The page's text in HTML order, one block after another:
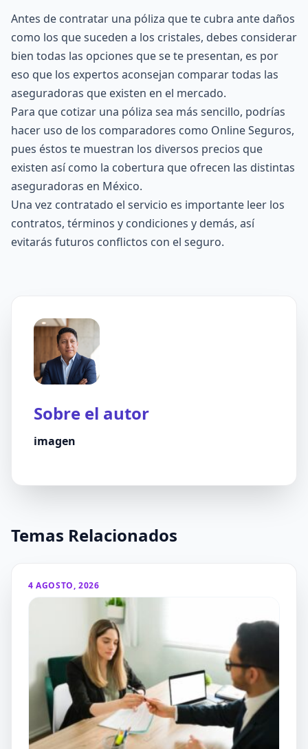
Antes de contratar una póliza que te cubra ante daños
como los que suceden a los cristales, debes considerar
bien todas las opciones que se te presentan, es por
eso que los expertos aconsejan comparar todas las
aseguradoras que existen en el mercado.
Para que cotizar una póliza sea más sencillo, podrías
hacer uso de los comparadores como Online Seguros,
pues éstos te muestran los diversos precios que
existen así como la cobertura que ofrecen las distintas
aseguradoras en México.
Una vez contratado el servicio es importante leer los
contratos, términos y condiciones y demás, así
evitarás futuros conflictos con el seguro.
Sobre el autor
imagen
Temas Relacionados
4 AGOSTO, 2026